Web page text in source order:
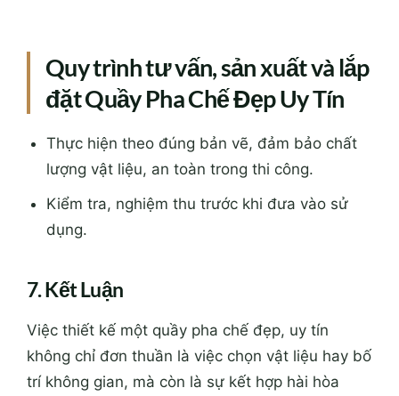
Quy trình tư vấn, sản xuất và lắp
đặt Quầy Pha Chế Đẹp Uy Tín
Thực hiện theo đúng bản vẽ, đảm bảo chất
lượng vật liệu, an toàn trong thi công.
Kiểm tra, nghiệm thu trước khi đưa vào sử
dụng.
7. Kết Luận
Việc thiết kế một quầy pha chế đẹp, uy tín
không chỉ đơn thuần là việc chọn vật liệu hay bố
trí không gian, mà còn là sự kết hợp hài hòa